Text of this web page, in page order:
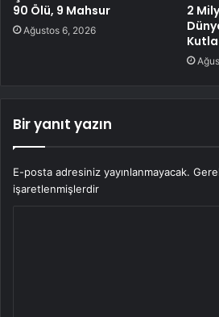
90 Ölü, 9 Mahsur
Ağustos 6, 2026
2
Bir yanıt yazın
E-posta adresiniz yayınlanmayacak.
işaretlenmişlerdir